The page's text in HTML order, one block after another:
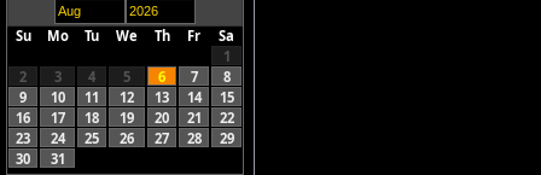
Su Mo Tu We Th Fr
Sa
1
2
3 4 5 6 7
8
9
10 11 12 13 14
15
16
17 18 19 20 21
22
23
24 25 26 27 28
29
30
31